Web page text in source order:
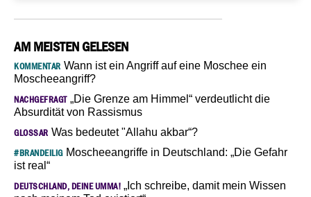
AM MEISTEN GELESEN
KOMMENTAR Wann ist ein Angriff auf eine Moschee ein
Moscheeangriff?
NACHGEFRAGT„Die Grenze am Himmel“ verdeutlicht die
Absurdität von Rassismus
GLOSSAR Was bedeutet "Allahu akbar“?
#BRANDEILIGMoscheeangriffe in Deutschland: „Die Gefahr
ist real“
DEUTSCHLAND, DEINE UMMA! „Ich schreibe, damit mein Wissen